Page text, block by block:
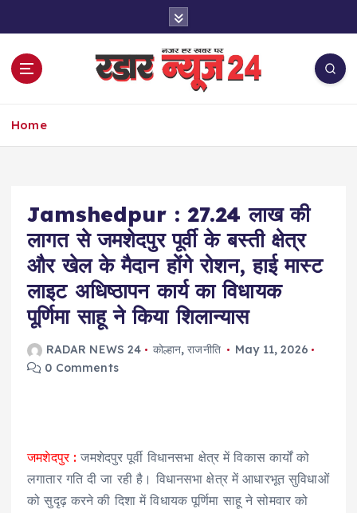
Home
Jamshedpur : 27.24 लाख की
लागत से जमशेदपुर पूर्वी के बस्ती क्षेत्र
और खेल के मैदान होंगे रोशन, हाई मास्ट
लाइट अधिष्ठापन कार्य का विधायक
पूर्णिमा साहू ने किया शिलान्यास
RADAR NEWS 24 कोल्हान,राजनीति
May 11, 2026
0 Comments
जमशेदपुर : जमशेदपुर पूर्वी विधानसभा क्षेत्र में विकास कार्यों को
लगातार गति दी जा रही है। विधानसभा क्षेत्र में आधारभूत सुविधाओं
को सुदृढ़ करने की दिशा में विधायक पूर्णिमा साहू ने सोमवार को